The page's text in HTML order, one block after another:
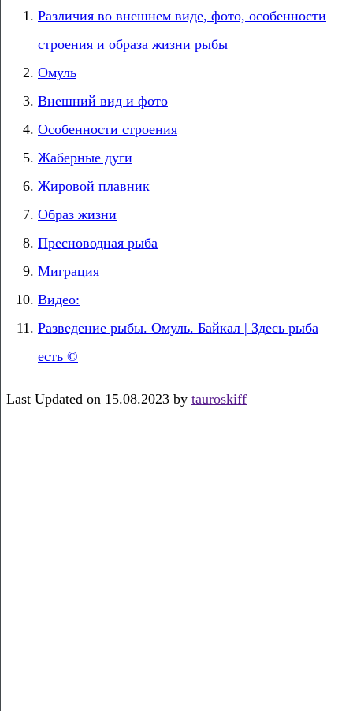
Различия во внешнем виде, фото, особенности
строения и образа жизни рыбы
Омуль
Внешний вид и фото
Особенности строения
Жаберные дуги
Жировой плавник
Образ жизни
Пресноводная рыба
Миграция
Видео:
Разведение рыбы. Омуль. Байкал | Здесь рыба
есть ©
Last Updated on 15.08.2023 by tauroskiff